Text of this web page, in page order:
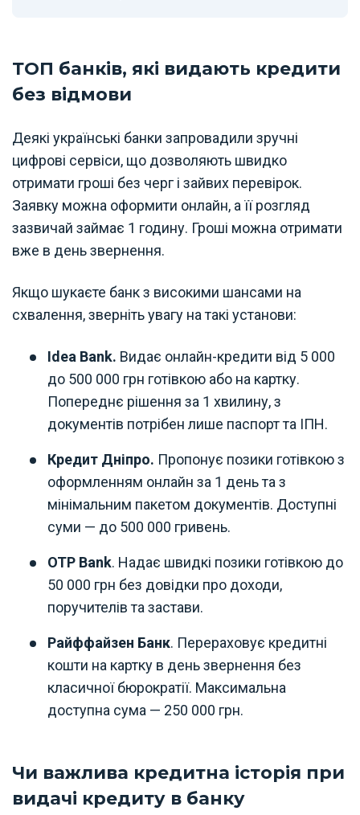
ТОП банків, які видають кредити
без відмови
Деякі українські банки запровадили зручні
цифрові сервіси, що дозволяють швидко
отримати гроші без черг і зайвих перевірок.
Заявку можна оформити онлайн, а її розгляд
зазвичай займає 1 годину. Гроші можна отримати
вже в день звернення.
Якщо шукаєте банк з високими шансами на
схвалення, зверніть увагу на такі установи:
Idea Bank. Видає онлайн-кредити від 5 000
до 500 000 грн готівкою або на картку.
Попереднє рішення за 1 хвилину, з
документів потрібен лише паспорт та ІПН.
Кредит Дніпро. Пропонує позики готівкою з
оформленням онлайн за 1 день та з
мінімальним пакетом документів. Доступні
суми — до 500 000 гривень.
OTP Bank. Надає швидкі позики готівкою до
50 000 грн без довідки про доходи,
поручителів та застави.
Райффайзен Банк. Перераховує кредитні
кошти на картку в день звернення без
класичної бюрократії. Максимальна
доступна сума — 250 000 грн.
Чи важлива кредитна історія при
видачі кредиту в банку